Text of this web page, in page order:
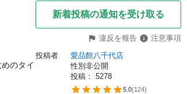
のタイ
新着投稿の通知を受け取る
違反を報告
注意事項
投稿者
愛品館八千代店
性別非公開
投稿： 5278
5.0(124)